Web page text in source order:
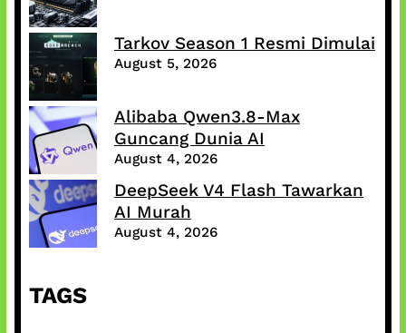
Tarkov Season 1 Resmi Dimulai
August 5, 2026
Alibaba Qwen3.8-Max
Guncang Dunia AI
August 4, 2026
DeepSeek V4 Flash Tawarkan
AI Murah
August 4, 2026
TAGS